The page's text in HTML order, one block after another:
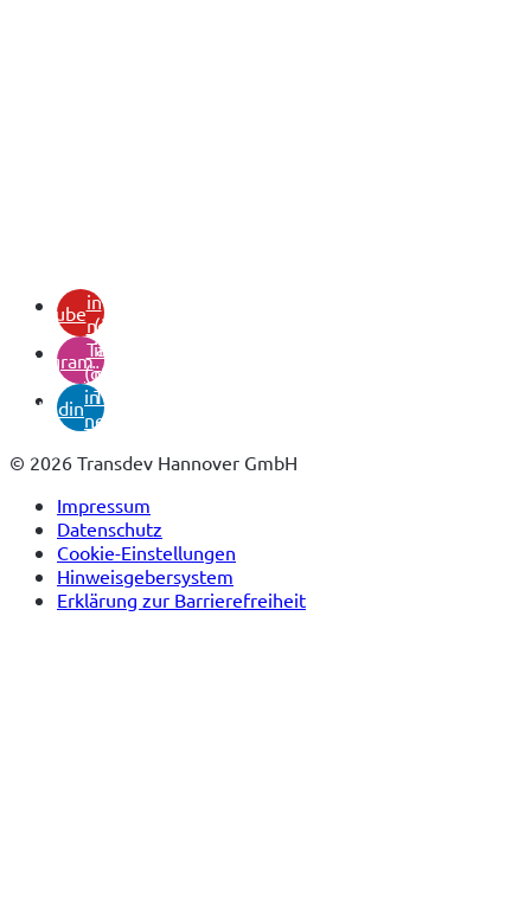
youtubein
neuem
Tab)
instagram
(öffnet
in
neuem
Tab)
linkedin
(öffnet
in
neuem
© 2026 Transdev Hannover GmbH
Impressum
Datenschutz
Cookie-Einstellungen
Hinweisgebersystem
Erklärung zur Barrierefreiheit